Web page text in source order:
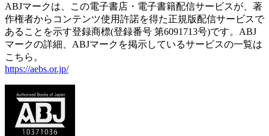
ABJマークは、この電子書店・電子書籍配信サービスが、著
作権者からコンテンツ使用許諾を得た正規版配信サービスで
あることを示す登録商標(登録番号 第6091713号)です。ABJ
マークの詳細、ABJマークを掲示しているサービスの一覧は
こちら。
https://aebs.or.jp/